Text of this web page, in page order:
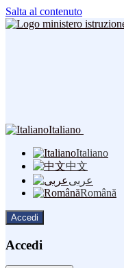
Salta al contenuto
Italiano
Italiano
中文
عربى
Română
Accedi
Accedi